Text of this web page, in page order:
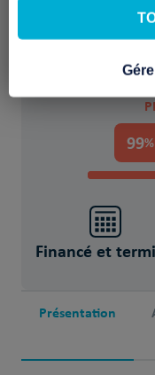
99%
Financé et
Présentation